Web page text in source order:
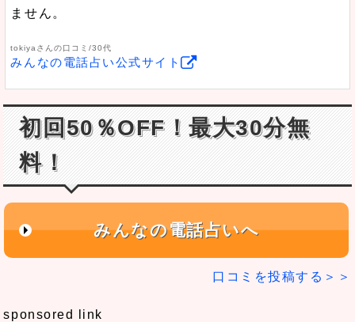
ません。
tokiyaさんの口コミ/30代
みんなの電話占い公式サイト
初回50％OFF！最大30分無
料！
みんなの電話占いへ
口コミを投稿する＞＞
sponsored link